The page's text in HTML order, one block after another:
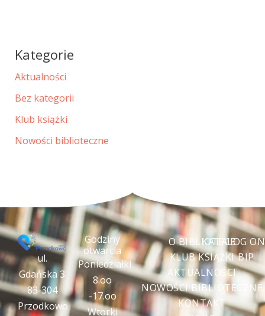
Kategorie
Aktualności
Bez kategorii
Klub książki
Nowości biblioteczne
ul.
Gdańska 3
83-304
Przodkowo
Godziny
otwarcia
Poniedziałki
8.oo
-17.oo
Wtorki
O BIBLIOTECE
KLUB KSIĄŻKI
AKTUALNOŚCI
NOWOŚCI BIBLIOTECZNE
KONTAKT
KATALOG
BIP